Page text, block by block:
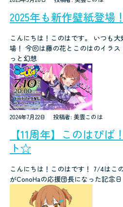
2025年も新作壁紙登場！
こんにちは！このはです。 いつも
場！ 今回は藤の花とこのはのイラ
っと幻想
2024年7月22日 投稿者: 美雲このは
【11周年】このはぴば
ト☆
こんにちは！このはです！ 7/4はこ
がConoHaの応援団長になった記念